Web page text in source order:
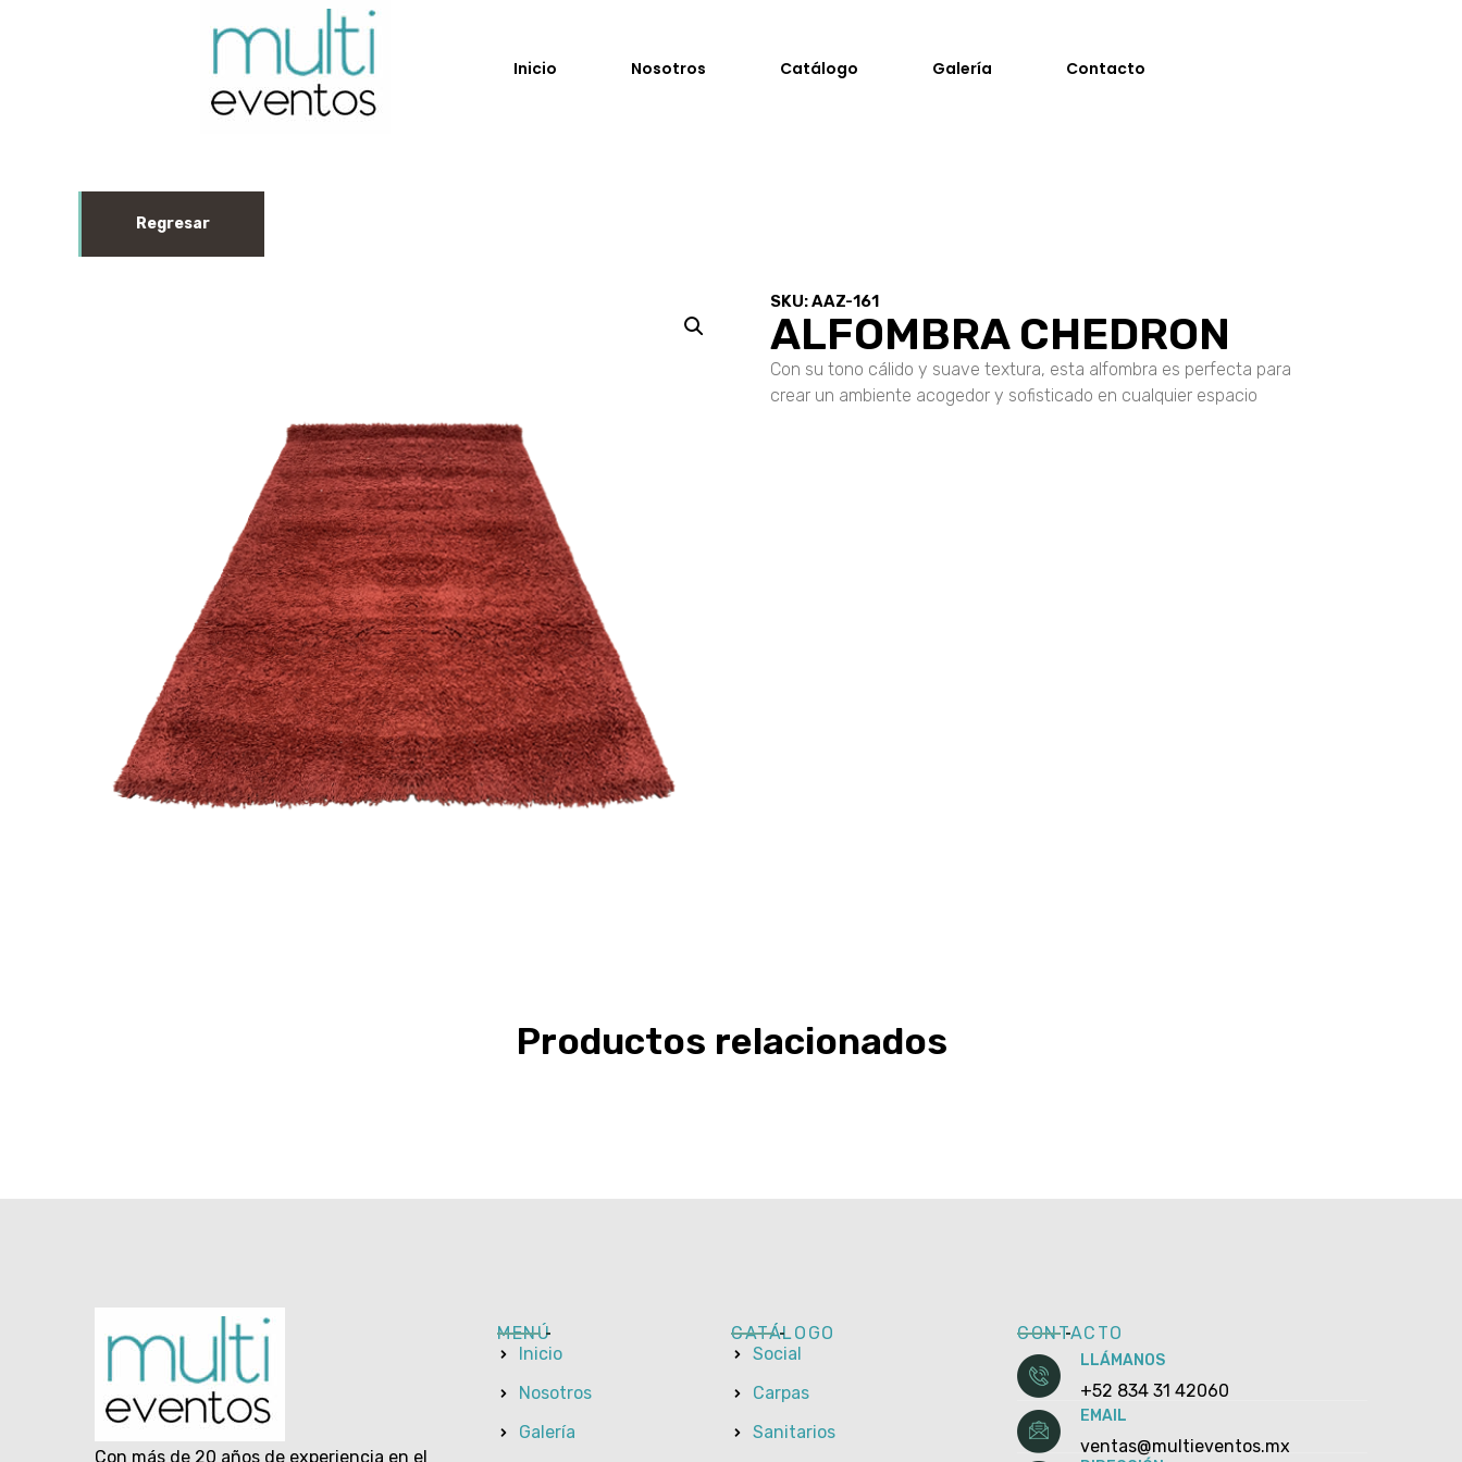
Inicio Nosotros Catálogo Galería Contacto
SKU: AAZ-161
ALFOMBRA CHEDRON
Con su tono cálido y suave textura, esta alfombra es perfecta para
crear un ambiente acogedor y sofisticado en cualquier espacio
Productos relacionados
Con más de 20 años de experiencia en el
MENÚ
Inicio
Nosotros
Galería
CATÁLOGO
Social
Carpas
Sanitarios
CONTACTO
LLÁMANOS
+52 834 31 42060
EMAIL
ventas@multieventos.mx